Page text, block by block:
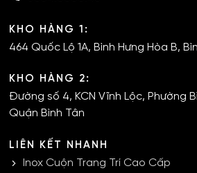
KHO HÀNG 1:
464 Quốc Lộ 1A, Bình Hưng Hòa B,
KHO HÀNG 2:
Đường số 4, KCN Vĩnh Lộc, Phường
Quận Bình Tân
LIÊN KẾT NHANH
Inox Cuộn Trang Trí Cao Cấp